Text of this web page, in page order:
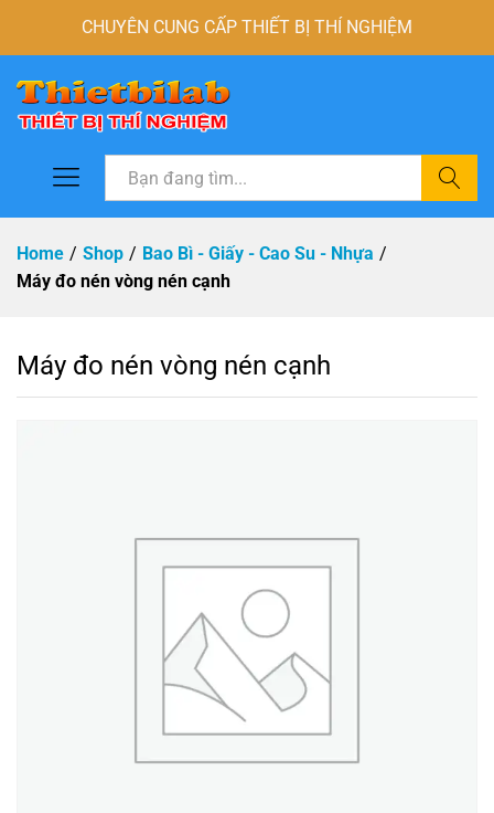
CHUYÊN CUNG CẤP THIẾT BỊ THÍ NGHIỆM
Tìm
Home / Shop / Bao Bì - Giấy - Cao Su - Nhựa /
Máy đo nén vòng nén cạnh
Máy đo nén vòng nén cạnh